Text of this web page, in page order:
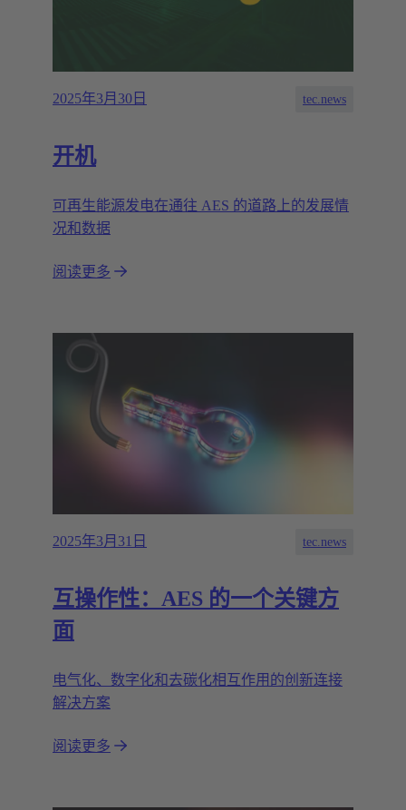
2025年3月30日 tec.news
开机
可再生能源发电在通往 AES 的道路上的发展情
况和数据
阅读更多
2025年3月31日 tec.news
互操作性：AES 的一个关键方
面
电气化、数字化和去碳化相互作用的创新连接
解决方案
阅读更多